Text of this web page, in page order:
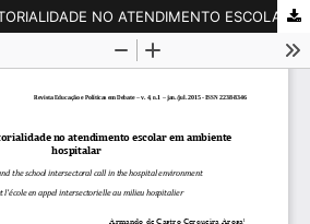
GESTÃO E INTERSETORIALIDADE NO ATENDIMENTO ESCOLAR EM AMBIENTE HOSPITALAR